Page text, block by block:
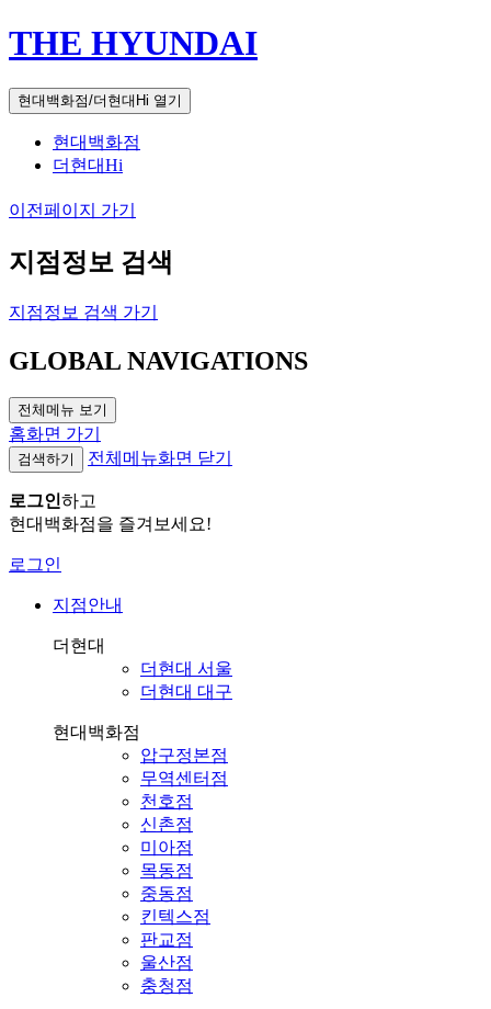
THE HYUNDAI
현대백화점/더현대Hi 열기
현대백화점
더현대Hi
이전페이지 가기
지점정보 검색
지점정보 검색 가기
GLOBAL NAVIGATIONS
전체메뉴 보기
홈화면 가기
검색하기 전체메뉴화면 닫기
로그인하고
현대백화점을 즐겨보세요!
로그인
지점안내
더현대
더현대 서울
더현대 대구
현대백화점
압구정본점
무역센터점
천호점
신촌점
미아점
목동점
중동점
킨텍스점
판교점
울산점
충청점